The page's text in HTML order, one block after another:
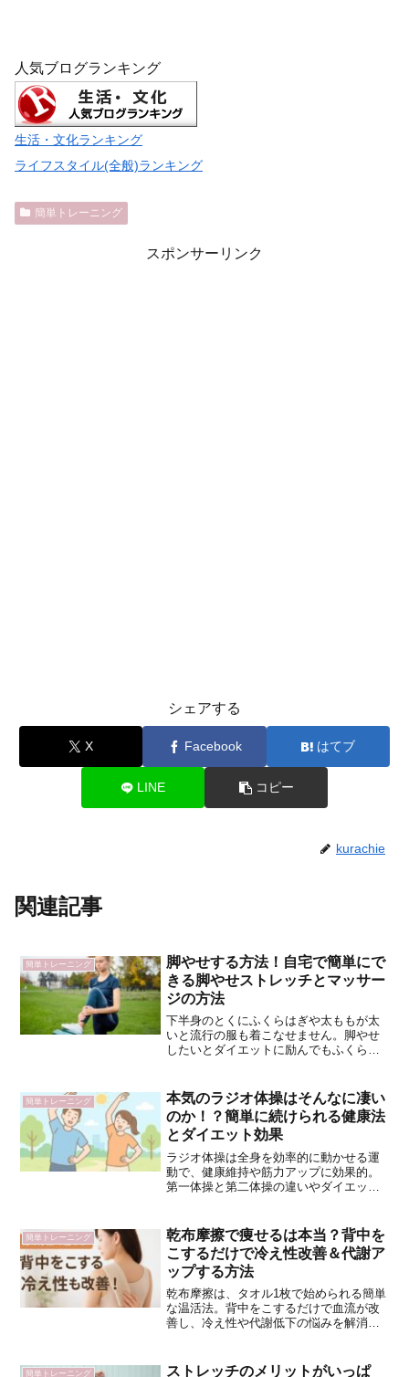
人気ブログランキング
生活・文化ランキング
ライフスタイル(全般)ランキング
簡単トレーニング
スポンサーリンク
シェアする
X Facebook はてブ
LINE コピー
kurachie
関連記事
簡単トレーニング
脚やせする方法！自宅で簡単にで
きる脚やせストレッチとマッサー
ジの方法
下半身のとくにふくらはぎや太ももが太
いと流行の服も着こなせません。脚やせ
したいとダイエットに励んでもふくらは
ットといえば食事制限や毎日の運動が不
可欠。ところが下半身は脂...
簡単トレーニング
本気のラジオ体操はそんなに凄い
のか！？簡単に続けられる健康法
とダイエット効果
ラジオ体操は全身を効率的に動かせる運
動で、健康維持や筋力アップに効果的。
第一体操と第二体操の違いやダイエット
上させ、長寿と健康をサポートします。
簡単トレーニング
乾布摩擦で痩せるは本当？背中を
こするだけで冷え性改善＆代謝ア
ップする方法
乾布摩擦は、タオル1枚で始められる簡単
な温活法。背中をこするだけで血流が改
善し、冷え性や代謝低下の悩みを解消し
ぽかぽか体質に！
簡単トレーニング ストレッチのメリットがいっぱ